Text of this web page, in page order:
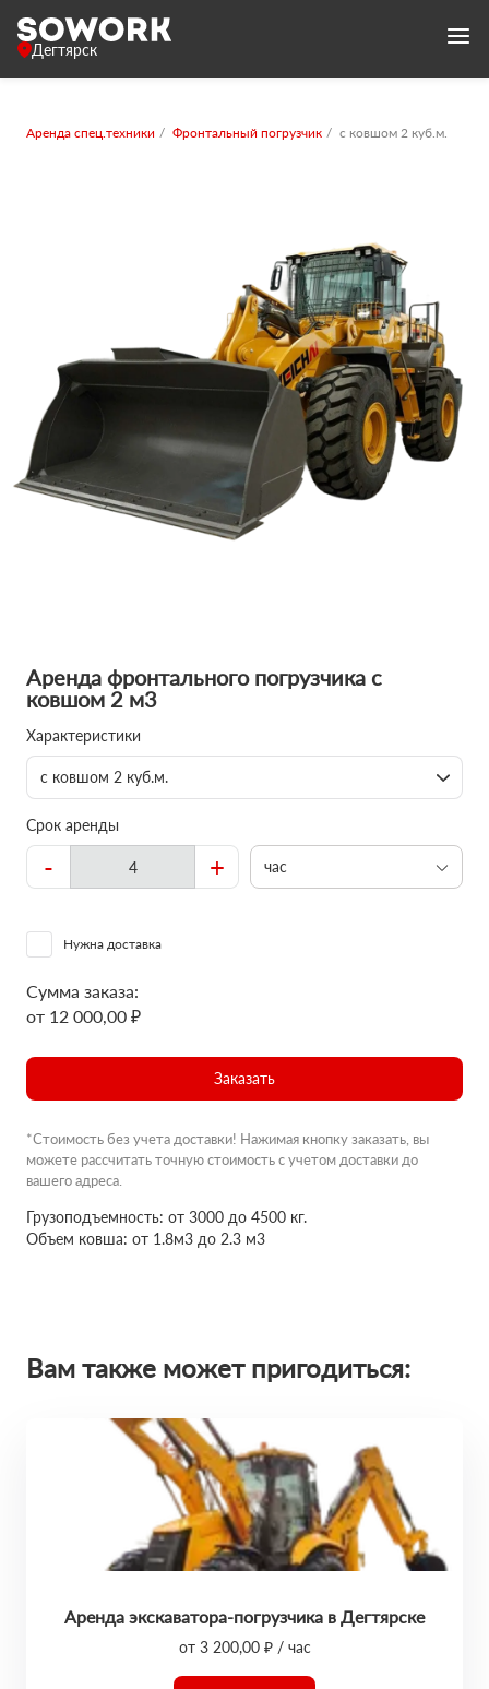
Дегтярск
Аренда спец.техники Фронтальный погрузчик с ковшом 2 куб.м.
Аренда фронтального погрузчика с
ковшом 2 м3
Характеристики
с ковшом 2 куб.м.
Срок аренды
- + час
Нужна доставка
Сумма заказа:
от 12 000,00 ₽
Заказать
*Стоимость без учета доставки! Нажимая кнопку заказать, вы
можете рассчитать точную стоимость с учетом доставки до
вашего адреса.
Грузоподъемность: от 3000 до 4500 кг.
Объем ковша: от 1.8м3 до 2.3 м3
Вам также может пригодиться:
Аренда экскаватора-погрузчика в Дегтярске
от 3 200,00 ₽ / час